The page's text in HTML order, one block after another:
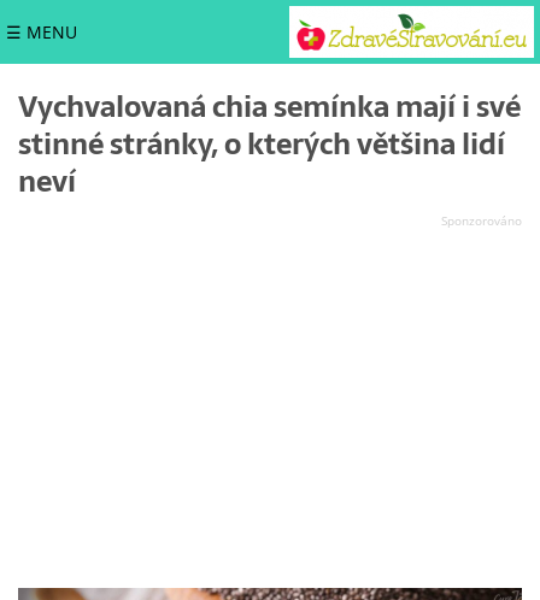
☰ MENU
Vychvalovaná chia semínka mají i své
stinné stránky, o kterých většina lidí
neví